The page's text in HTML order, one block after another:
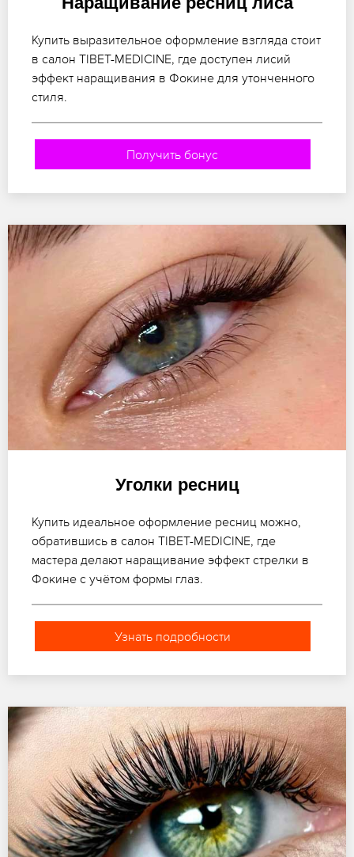
Купить выразительное оформление взгляда стоит
в салон TIBET-MEDICINE, где доступен лисий
эффект наращивания в Фокине для утонченного
стиля.
Получить бонус
Уголки ресниц
Купить идеальное оформление ресниц можно,
обратившись в салон TIBET-MEDICINE, где
мастера делают наращивание эффект стрелки в
Фокине с учётом формы глаз.
Узнать подробности